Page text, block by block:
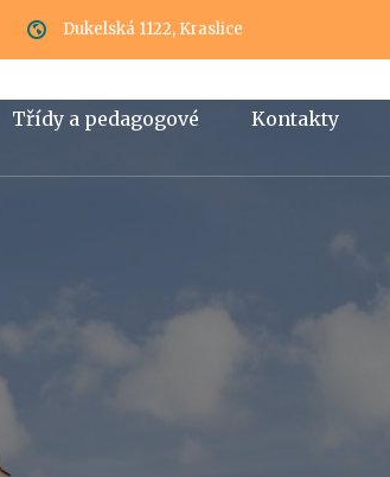
Dukelská 1122, Kraslice
Třídy a pedagogové Kontakty